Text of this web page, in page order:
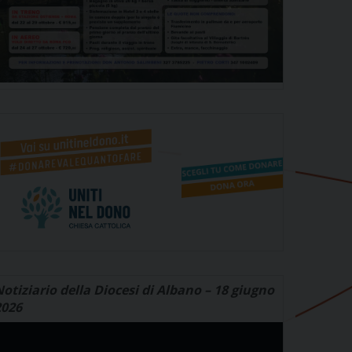
della Diocesi di Albano – 18 giugno